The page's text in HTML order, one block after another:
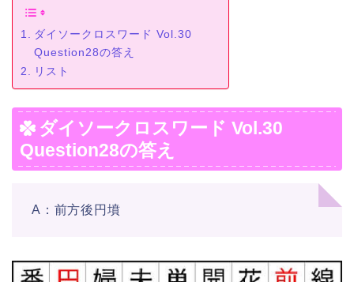
ダイソークロスワード Vol.30
Question28の答え
リスト
ダイソークロスワード Vol.30
Question28の答え
A：前方後円墳